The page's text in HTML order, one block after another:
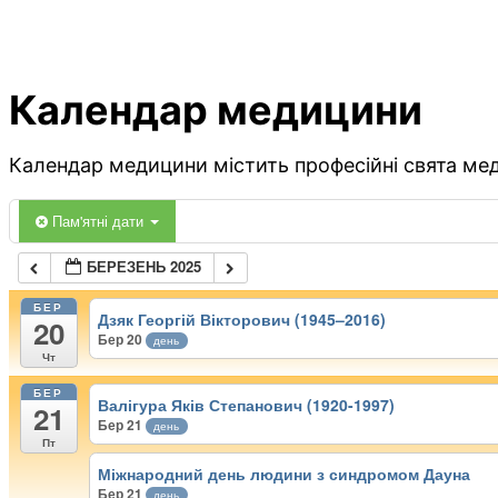
Календар медицини
Календар медицини містить професійні свята
Пам'ятні дати
БЕРЕЗЕНЬ 2025
БЕР
20
Чт
Дзяк Георгій Вікторович (1945–2016)
Бер 20 день
БЕР
21
Пт
Валігура Яків Степанович (1920-1997)
Бер 21 день
Міжнародний день людини з синдромом Дауна
Бер 21 день